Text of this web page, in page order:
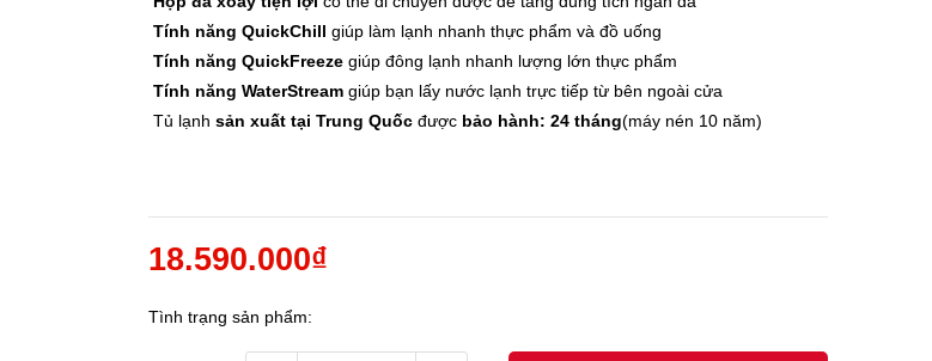
Tính năng QuickChill giúp làm lạnh nhanh thực phẩm và đồ uống
Tính năng QuickFreeze giúp đông lạnh nhanh lượng lớn thực phẩm
Tính năng WaterStreamgiúp bạn lấy nước lạnh trực tiếp từ bên ngoài cửa
Tủ lạnh sản xuất tại Trung Quốcđược bảo hành: 24 tháng(máy nén 10 năm)
18.590.000₫
Tình trạng sản phẩm: